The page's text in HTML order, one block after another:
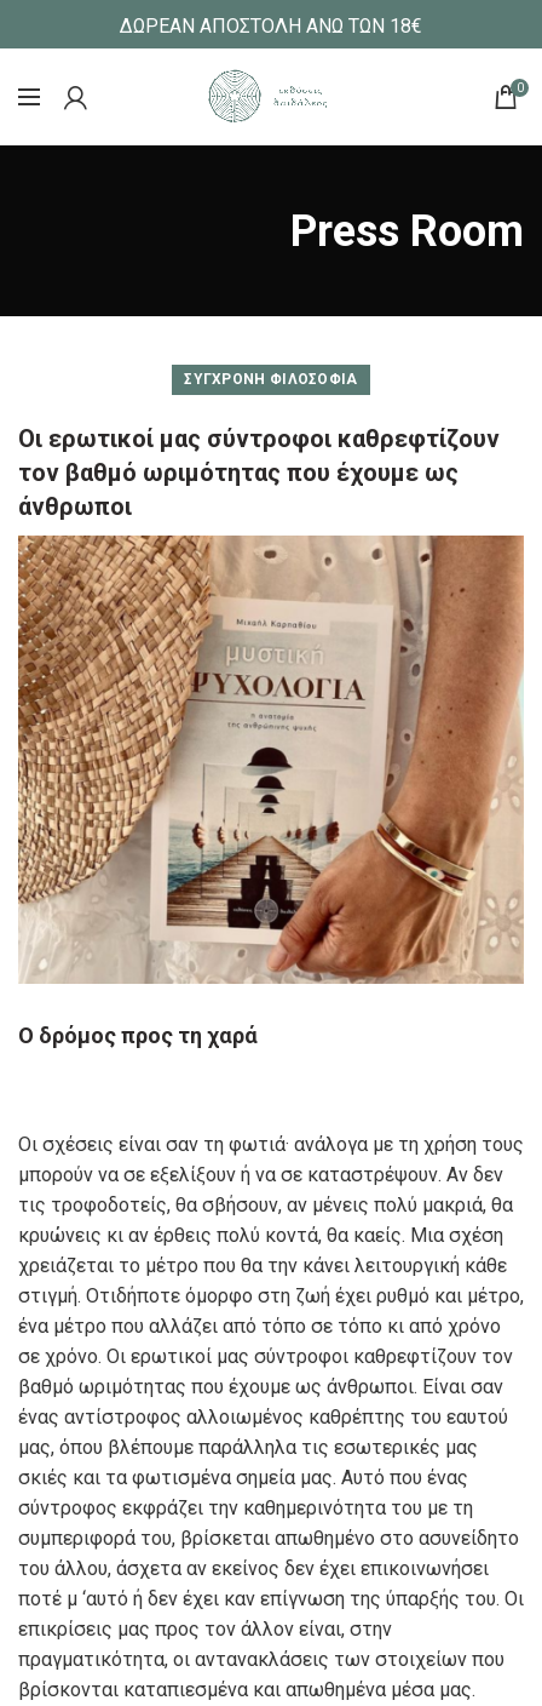
ΔΩΡΕΑΝ ΑΠΟΣΤΟΛΗ ΑΝΩ ΤΩΝ 18€
0
Press Room
ΣΎΓΧΡΟΝΗ ΦΙΛΟΣΟΦΊΑ
Οι ερωτικοί μας σύντροφοι καθρεφτίζουν
τον βαθμό ωριμότητας που έχουμε ως
άνθρωποι
Ο δρόμος προς τη χαρά
Οι σχέσεις είναι σαν τη φωτιά· ανάλογα με τη χρήση τους
μπορούν να σε εξελίξουν ή να σε καταστρέψουν. Αν δεν
τις τροφοδοτείς, θα σβήσουν, αν μένεις πολύ μακριά, θα
κρυώνεις κι αν έρθεις πολύ κοντά, θα καείς. Μια σχέση
χρειάζεται το μέτρο που θα την κάνει λειτουργική κάθε
στιγμή. Οτιδήποτε όμορφο στη ζωή έχει ρυθμό και μέτρο,
ένα μέτρο που αλλάζει από τόπο σε τόπο κι από χρόνο
σε χρόνο. Οι ερωτικοί μας σύντροφοι καθρεφτίζουν τον
βαθμό ωριμότητας που έχουμε ως άνθρωποι. Είναι σαν
ένας αντίστροφος αλλοιωμένος καθρέπτης του εαυτού
μας, όπου βλέπουμε παράλληλα τις εσωτερικές μας
σκιές και τα φωτισμένα σημεία μας. Αυτό που ένας
σύντροφος εκφράζει την καθημερινότητα του με τη
συμπεριφορά του, βρίσκεται απωθημένο στο ασυνείδητο
του άλλου, άσχετα αν εκείνος δεν έχει επικοινωνήσει
ποτέ μ ‘αυτό ή δεν έχει καν επίγνωση της ύπαρξής του. Οι
επικρίσεις μας προς τον άλλον είναι, στην
πραγματικότητα, οι αντανακλάσεις των στοιχείων που
βρίσκονται καταπιεσμένα και απωθημένα μέσα μας.